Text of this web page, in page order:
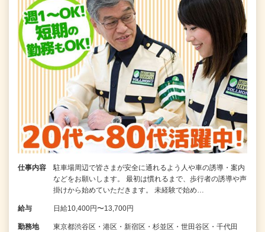
仕事内容
駐車場周辺で皆さまが安全に通れるよう人や車の誘導・案内
などをお願いします。 最初は慣れるまで、歩行者の誘導や声
掛けから始めていただきます。 未経験で始め…
給与 日給10,400円〜13,700円
勤務地
東京都渋谷区・港区・新宿区・杉並区・世田谷区・千代田